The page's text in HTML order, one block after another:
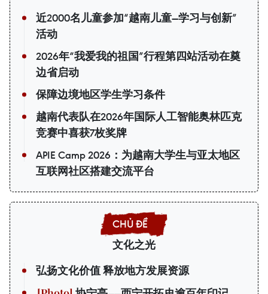
近2000名儿童参加“越南儿童—学习与创新”
活动
2026年“我爱我的祖国”行程第四站活动在奠
边省启动
保障边境地区学生学习条件
越南代表队在2026年国际人工智能奥林匹克
竞赛中喜获7枚奖牌
APIE Camp 2026：为越南大学生与亚太地区
互联网社区搭建交流平台
文化之光
弘扬文化价值 释放地方发展资源